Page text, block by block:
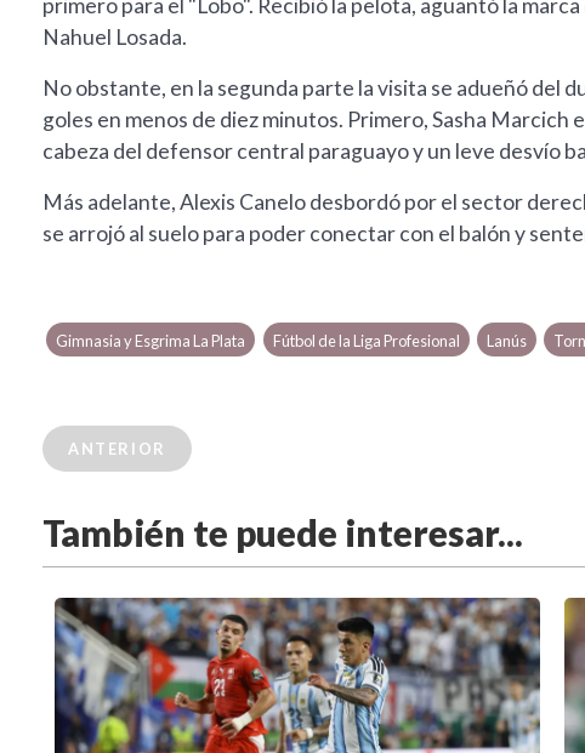
primero para el "Lobo". Recibió la pelota, aguantó la
Nahuel Losada.
No obstante, en la segunda parte la visita se adueñó del
goles en menos de diez minutos. Primero, Sasha
cabeza del defensor central paraguayo y un leve desvío
Más adelante, Alexis Canelo desbordó por el sector
se arrojó al suelo para poder conectar con el balón y
Gimnasia y Esgrima La Plata Fútbol de la Liga Profesional Lanús
ANTERIOR
También te puede interesar...